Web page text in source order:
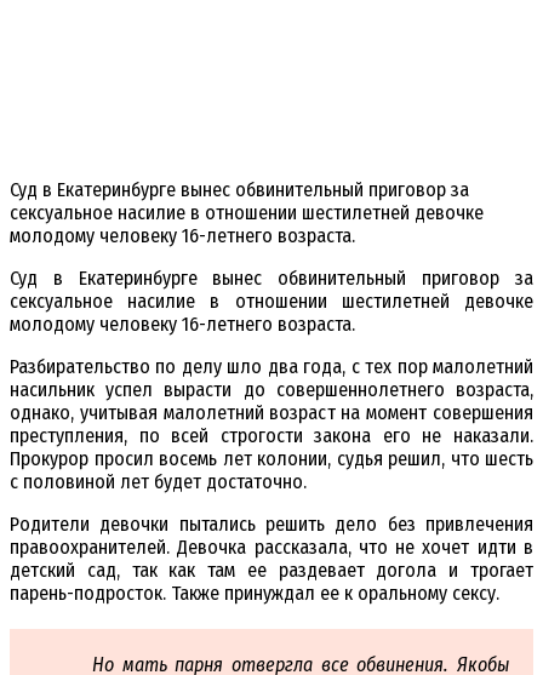
Суд в Екатеринбурге вынес обвинительный приговор за
сексуальное насилие в отношении шестилетней девочке
молодому человеку 16-летнего возраста.
Суд в Екатеринбурге вынес обвинительный приговор за
сексуальное насилие в отношении шестилетней девочке
молодому человеку 16-летнего возраста.
Разбирательство по делу шло два года, с тех пор малолетний
насильник успел вырасти до совершеннолетнего возраста,
однако, учитывая малолетний возраст на момент совершения
преступления, по всей строгости закона его не наказали.
Прокурор просил восемь лет колонии, судья решил, что шесть
с половиной лет будет достаточно.
Родители девочки пытались решить дело без привлечения
правоохранителей. Девочка рассказала, что не хочет идти в
детский сад, так как там ее раздевает догола и трогает
парень-подросток. Также принуждал ее к оральному сексу.
Но мать парня отвергла все обвинения. Якобы